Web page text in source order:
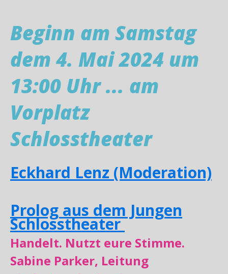
Beginn am Samstag
dem 4. Mai 2024 um
13:00 Uhr ... am
Vorplatz
Schlosstheater
Eckhard Lenz (Moderation)
Prolog aus dem Jungen
Schlosstheater
Handelt. Nutzt eure Stimme.
Sabine Parker, Leitung